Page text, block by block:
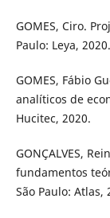
GOMES, Ciro.
Paulo: Leya, 2020.
GOMES, Fábio
analíticos de
Hucitec, 2020.
GONÇALVES,
fundamentos
São Paulo: Atlas,